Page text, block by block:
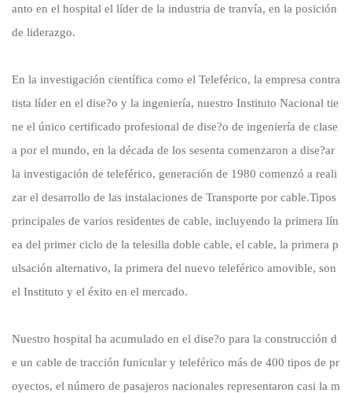
anto en el hospital el líder de la industria de tranvía, en la posición
de liderazgo.
En la investigación científica como el Teleférico, la empresa contra
tista líder en el dise?o y la ingeniería, nuestro Instituto Nacional tie
ne el único certificado profesional de dise?o de ingeniería de clase
a por el mundo, en la década de los sesenta comenzaron a dise?ar
la investigación de teleférico, generación de 1980 comenzó a reali
zar el desarrollo de las instalaciones de Transporte por cable.Tipos
principales de varios residentes de cable, incluyendo la primera lín
ea del primer ciclo de la telesilla doble cable, el cable, la primera p
ulsación alternativo, la primera del nuevo teleférico amovible, son
el Instituto y el éxito en el mercado.
Nuestro hospital ha acumulado en el dise?o para la construcción d
e un cable de tracción funicular y teleférico más de 400 tipos de pr
oyectos, el número de pasajeros nacionales representaron casi la m